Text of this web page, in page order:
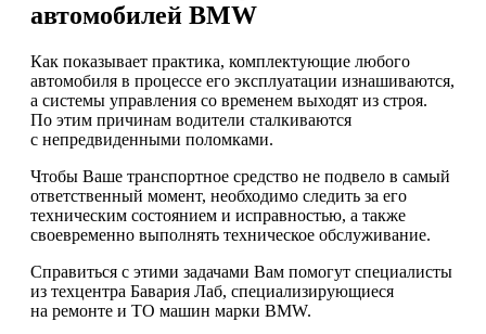
автомобилей BMW
Как показывает практика, комплектующие любого
автомобиля в процессе его эксплуатации изнашиваются,
а системы управления со временем выходят из строя.
По этим причинам водители сталкиваются
с непредвиденными поломками.
Чтобы Ваше транспортное средство не подвело в самый
ответственный момент, необходимо следить за его
техническим состоянием и исправностью, а также
своевременно выполнять техническое обслуживание.
Справиться с этими задачами Вам помогут специалисты
из техцентра Бавария Лаб, специализирующиеся
на ремонте и ТО машин марки BMW.